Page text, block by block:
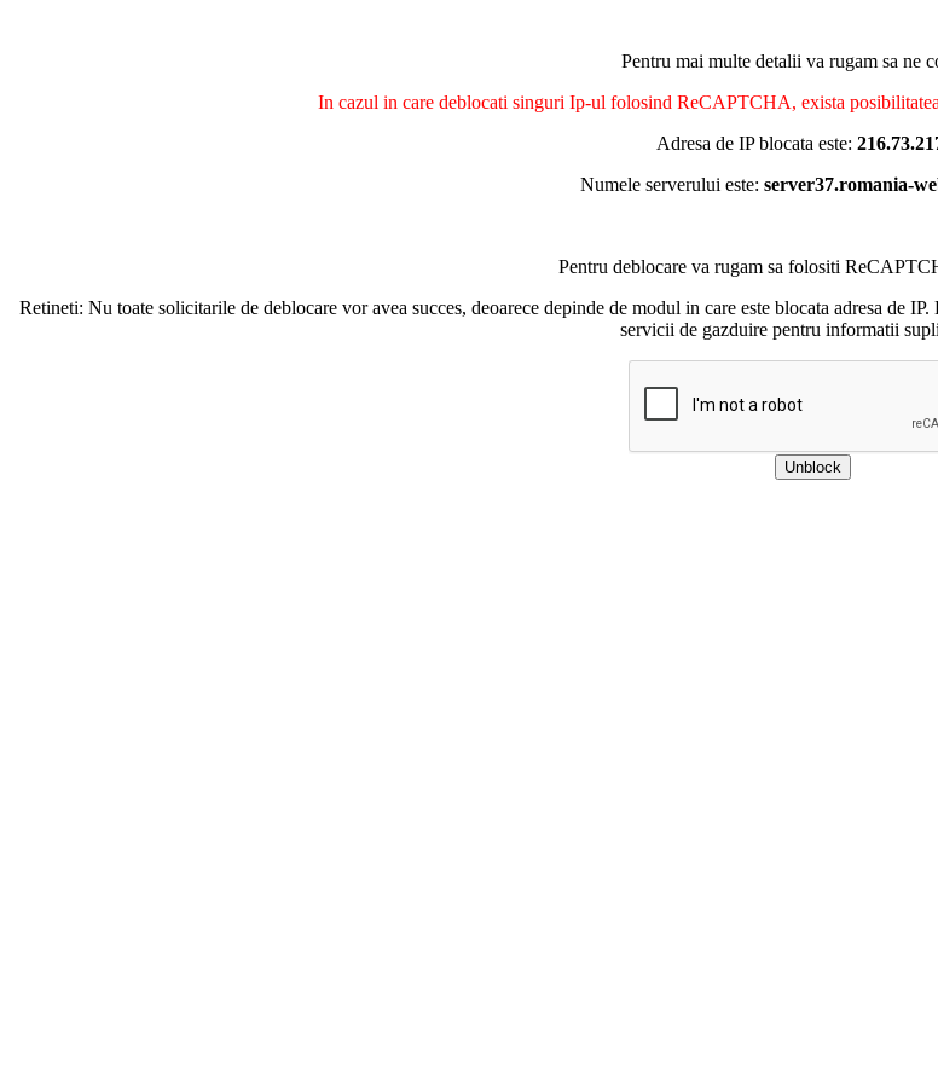
Pentru mai multe detalii va rugam sa ne
In cazul in care deblocati singuri Ip-ul folosind ReCAPTCHA, exista
Adresa de IP blocata este:
Numele serverului este: server37.romania-
Pentru deblocare va rugam sa folositi
Retineti: Nu toate solicitarile de deblocare vor avea succes, deoarece depinde de modul in care este blocata adresa de
servicii de gazduire pentru informatii